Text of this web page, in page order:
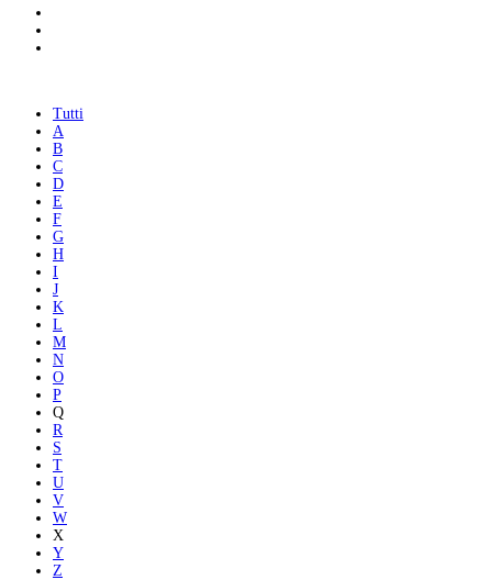
Tutti
A
B
C
D
E
F
G
H
I
J
K
L
M
N
O
P
Q
R
S
T
U
V
W
X
Y
Z